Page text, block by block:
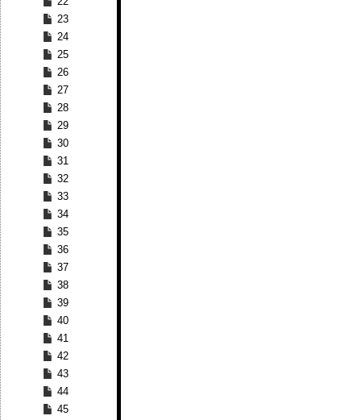
23
24
25
26
27
28
29
30
31
32
33
34
35
36
37
38
39
40
41
42
43
44
45